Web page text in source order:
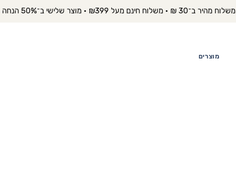
משלוח מהיר ב־30 ₪ • משלוח חינם מעל ₪399 • מוצר שלישי ב־50% הנחה
מוצרים